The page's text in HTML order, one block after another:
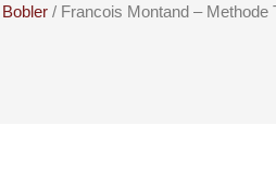
Bobler / Francois Montand – Methode